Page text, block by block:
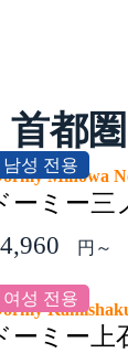
首都
남성 전용
Minowa
ーミー三
円～
여성 전용
ーミー上